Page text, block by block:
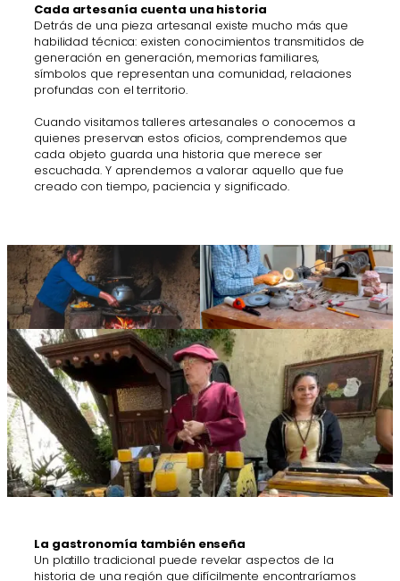
Cada artesanía cuenta una historia
Detrás de una pieza artesanal existe mucho más que
habilidad técnica: existen conocimientos transmitidos de
generación en generación, memorias familiares,
símbolos que representan una comunidad, relaciones
profundas con el territorio.
Cuando visitamos talleres artesanales o conocemos a
quienes preservan estos oficios, comprendemos que
cada objeto guarda una historia que merece ser
escuchada. Y aprendemos a valorar aquello que fue
creado con tiempo, paciencia y significado.
La gastronomía también enseña
Un platillo tradicional puede revelar aspectos de la
historia de una región que difícilmente encontraríamos